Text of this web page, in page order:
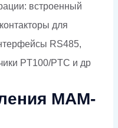
встроенный
для
RS485,
PT100/PTC и др
MAM-